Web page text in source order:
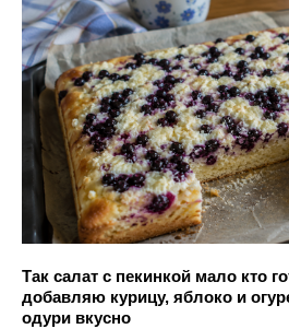
Так салат с пекинкой мало кто
добавляю курицу, яблоко и
одури вкусно